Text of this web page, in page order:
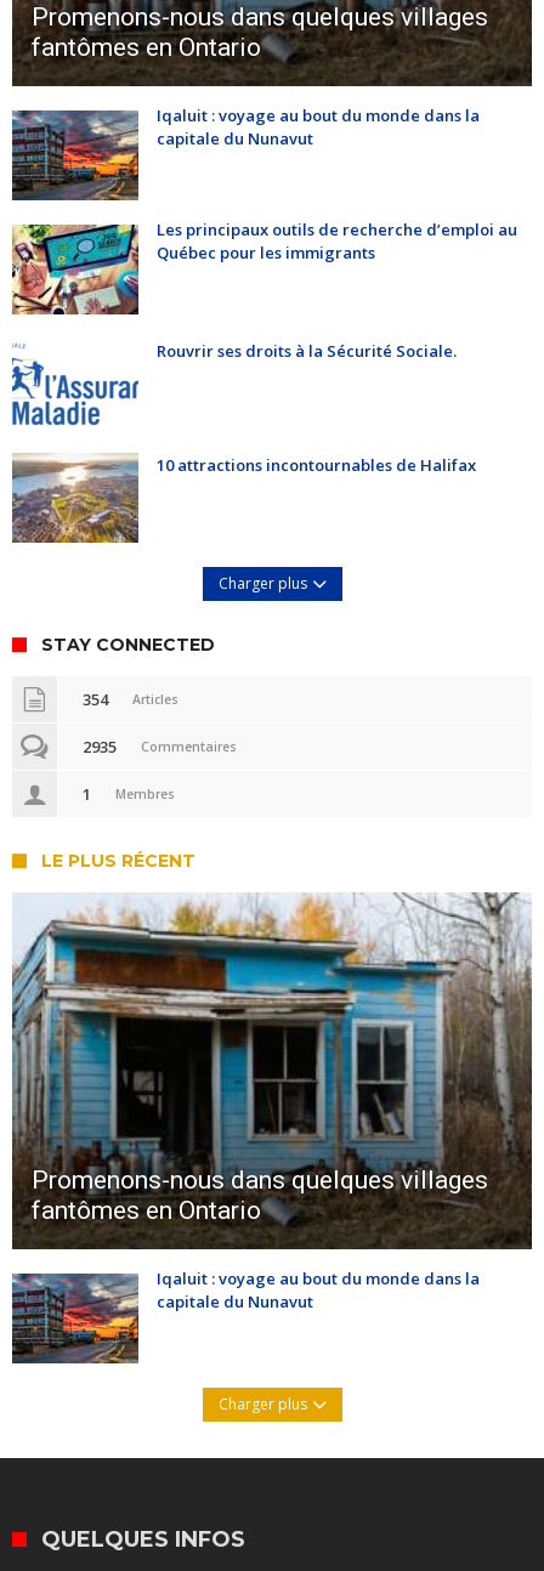
Promenons-nous dans quelques villages
fantômes en Ontario
Iqaluit : voyage au bout du monde dans la
capitale du Nunavut
Les principaux outils de recherche d’emploi au
Québec pour les immigrants
Rouvrir ses droits à la Sécurité Sociale.
10 attractions incontournables de Halifax
Charger plus
STAY CONNECTED
354 Articles
2935 Commentaires
1 Membres
LE PLUS RÉCENT
Promenons-nous dans quelques villages
fantômes en Ontario
Iqaluit : voyage au bout du monde dans la
capitale du Nunavut
Charger plus
QUELQUES INFOS